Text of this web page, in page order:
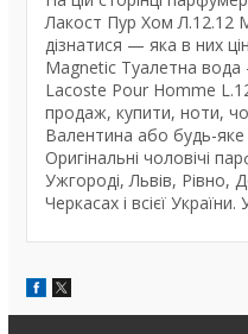
Лакост Пур Хом Л.12.12
дізнатися — яка в них
Magnetic Туалетна вода
Lacoste Pour Homme
продаж, купити, ноти,
Валентина або будь-яке
Оригінальні чоловічі
Ужгороді, Львів, Рівно,
Черкасах і всієї